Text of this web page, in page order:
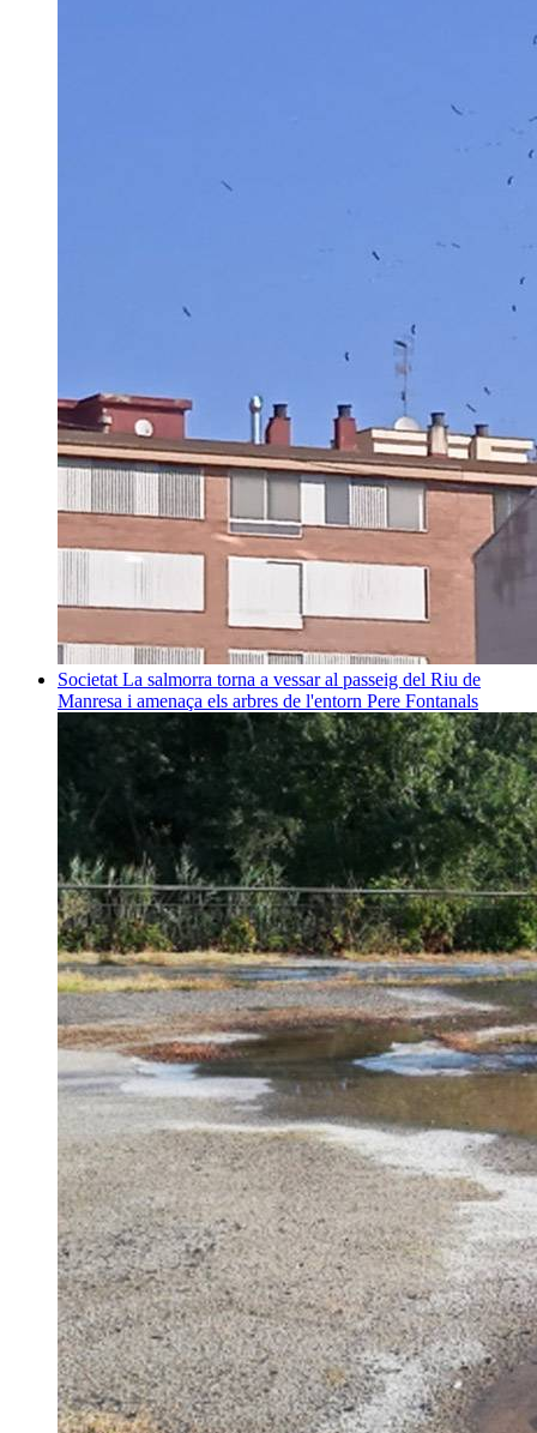
Societat La salmorra torna a vessar al passeig del Riu de
Manresa i amenaça els arbres de l'entorn Pere Fontanals